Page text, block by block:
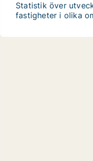
Statistik över
fastigheter i olika